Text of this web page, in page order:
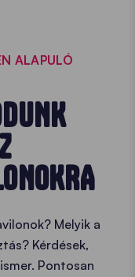
ALAPULÓ
Melyik a
Kérdések,
Pontosan